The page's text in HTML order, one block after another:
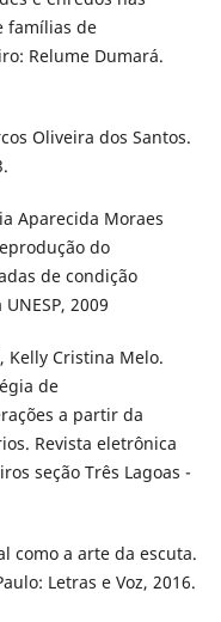
famílias de
Relume Dumará.
Oliveira dos Santos.
Aparecida Moraes
do
de condição
2009
Kelly Cristina Melo.
de
a partir da
Revista eletrônica
seção Três Lagoas -
como a arte da escuta.
Letras e Voz, 2016.